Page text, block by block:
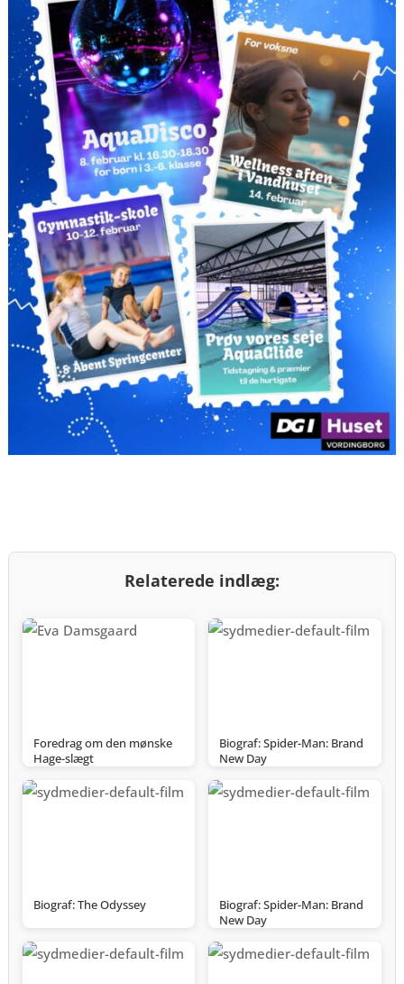
Relaterede indlæg:
Foredrag om den mønske
Hage-slægt
Biograf: Spider-Man: Brand
New Day
Biograf: The Odyssey
Biograf: Spider-Man: Brand
New Day